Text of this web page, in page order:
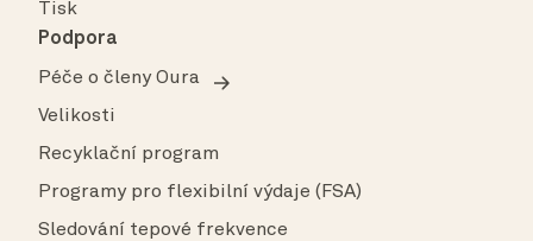
Tisk
Podpora
Péče o členy Oura
Velikosti
Recyklační program
Programy pro flexibilní výdaje (FSA)
Sledování tepové frekvence